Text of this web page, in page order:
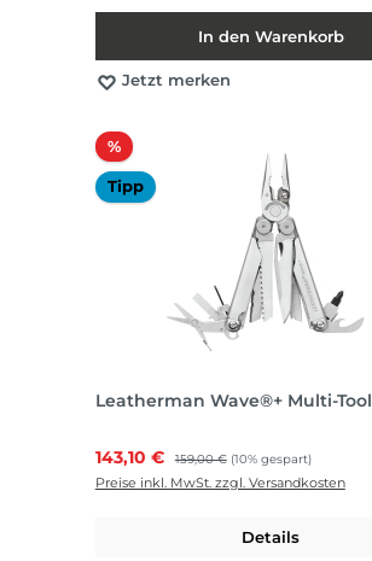
In den Warenkorb
Jetzt merken
%Rabatt
Tipp
Leatherman Wave®+ Multi-Tool
Verkaufspreis:
143,10 € Regulärer Preis:
159,00 € (10% gespart)
Preise inkl. MwSt. zzgl. Versandkosten
Details